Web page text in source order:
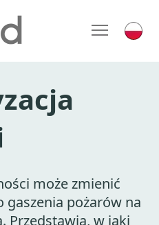
może zmienić
gaszenia pożarów na
Przedstawia, w jaki